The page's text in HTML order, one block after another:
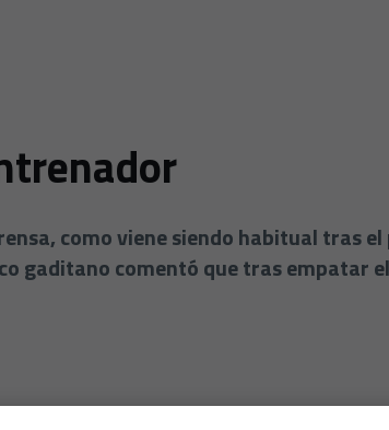
como viene siendo habitual tras
gaditano comentó que tras empatar